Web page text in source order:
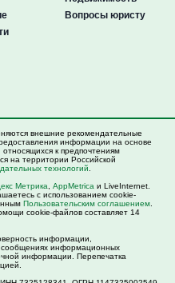
Вопросы юристу
внешние рекомендательные
информации на основе
к предпочтениям
на территории Российской
технологий
Метрика AppMetrica и LiveInternet.
с использованием cookie-
Пользовательским соглашением
cookie-файлов составляет 14
информации,
сообщениях информационных
информации. Перепечатка